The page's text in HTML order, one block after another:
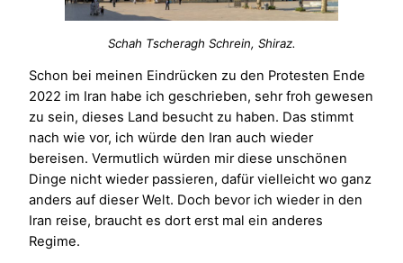
Schah Tscheragh Schrein, Shiraz.
Schon bei meinen Eindrücken zu den Protesten Ende
2022 im Iran habe ich geschrieben, sehr froh gewesen
zu sein, dieses Land besucht zu haben. Das stimmt
nach wie vor, ich würde den Iran auch wieder
bereisen. Vermutlich würden mir diese unschönen
Dinge nicht wieder passieren, dafür vielleicht wo ganz
anders auf dieser Welt. Doch bevor ich wieder in den
Iran reise, braucht es dort erst mal ein anderes
Regime.